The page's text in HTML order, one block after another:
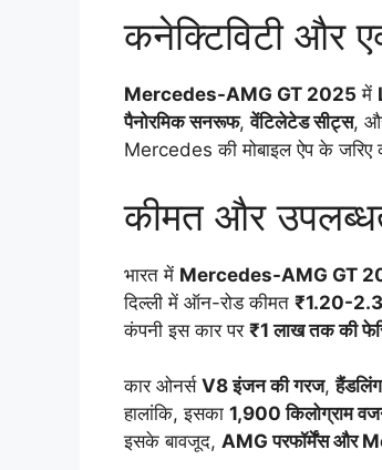
कनेक्टिविटी और
Mercedes-AMG GT 2025 में
पैनोरमिक सनरूफ,वेंटिलेटेड सीट्स,
Mercedes की मोबाइल ऐप के जरिए
कीमत और
भारत में Mercedes-AMG GT
दिल्ली में ऑन-रोड कीमत ₹1.20-
कंपनी इस कार पर ₹1 लाख तक की
कार ओनर्स V8 इंजन की गरज,हैंडलिंग
हालांकि, इसका 1,900 किलोग्राम
इसके बावजूद, AMG परफॉर्मेंस और